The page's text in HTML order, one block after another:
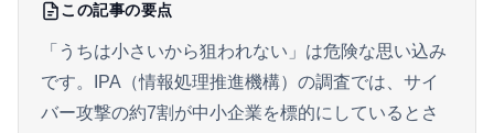
この記事の要点
「うちは小さいから狙われない」は危険な思い込み
です。IPA（情報処理推進機構）の調査では、サイ
バー攻撃の約7割が中小企業を標的にしているとさ